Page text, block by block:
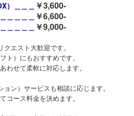
）＿＿＿ ￥3,600-
＿＿＿＿ ￥6,600-
＿＿＿＿ ￥9,000-
エスト大歓迎です。
）にもおすすめです。
せて柔軟に対応します。
ン）サービスも相談に応じます。
ース料金を決めます。